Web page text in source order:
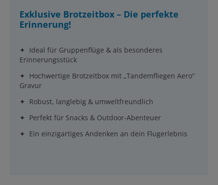
Exklusive Brotzeitbox – Die perfekte
Erinnerung!
✦ Ideal für Gruppenflüge & als besonderes
Erinnerungsstück
✦ Hochwertige Brotzeitbox mit „Tandemfliegen Aero“
Gravur
✦ Robust, langlebig & umweltfreundlich
✦ Perfekt für Snacks & Outdoor-Abenteuer
✦ Ein einzigartiges Andenken an dein Flugerlebnis